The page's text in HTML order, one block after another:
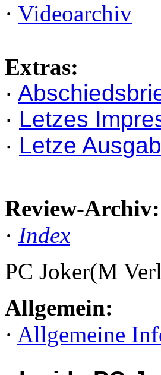
· Videoarchiv
Extras:
·
· Letzes
· Letze
Review-Archiv:
· Index
PC Joker(M
Allgemein:
· Allgemeine